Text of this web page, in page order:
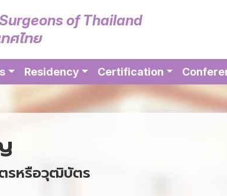
of Thailand
ศไทย
Residency Certification
รหรือวุฒิบัตร